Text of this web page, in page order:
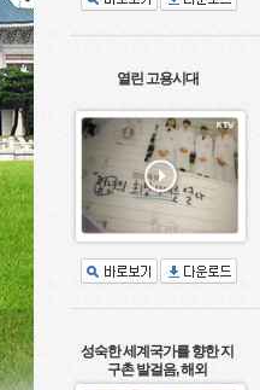
열린 고용시대
성숙한 세계국가를 향한 지
구촌 발걸음, 해외